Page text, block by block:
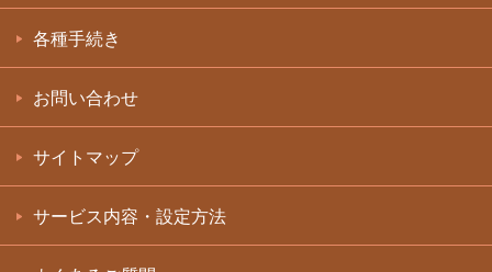
各種手続き
お問い合わせ
サイトマップ
サービス内容・設定方法